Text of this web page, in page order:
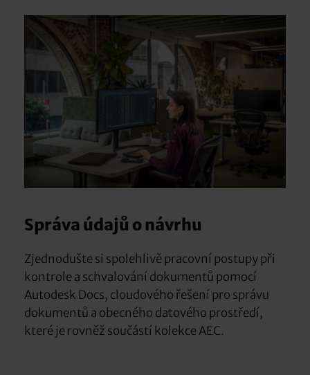
Správa údajů o návrhu
Zjednodušte si spolehlivě pracovní postupy při
kontrole a schvalování dokumentů pomocí
Autodesk Docs, cloudového řešení pro správu
dokumentů a obecného datového prostředí,
které je rovněž součástí kolekce AEC.